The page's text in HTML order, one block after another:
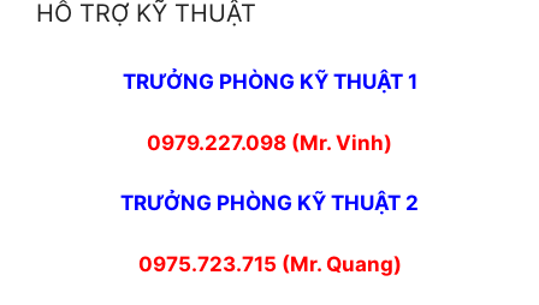
HỖ TRỢ KỸ THUẬT
TRƯỞNG PHÒNG KỸ THUẬT 1
0979.227.098 (Mr. Vinh)
TRƯỞNG PHÒNG KỸ THUẬT 2
0975.723.715 (Mr. Quang)